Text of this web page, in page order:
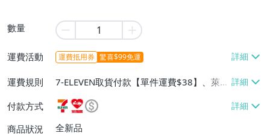
數量
運費活動 運費抵用券 驚喜$99免運
運費規則
7-ELEVEN取貨付款【單件運費$38】、萊爾
富取貨付款【單件運費$60】、宅配/貨運
【單件運費$130】
付款方式
商品狀況
全新品